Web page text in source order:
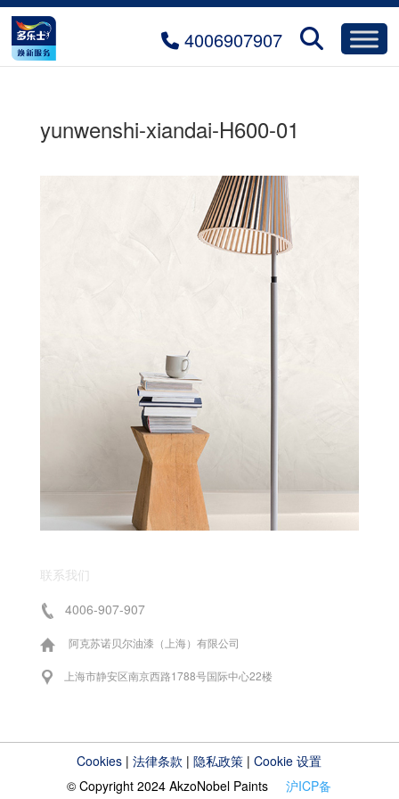
4006907907
yunwenshi-xiandai-H600-01
联系我们
4006-907-907
阿克苏诺贝尔油漆（上海）有限公司
上海市静安区南京西路1788号国际中心22楼
Cookies |法律条款 |隐私政策 |Cookie 设置
© Copyright 2024 AkzoNobel Paints沪ICP备